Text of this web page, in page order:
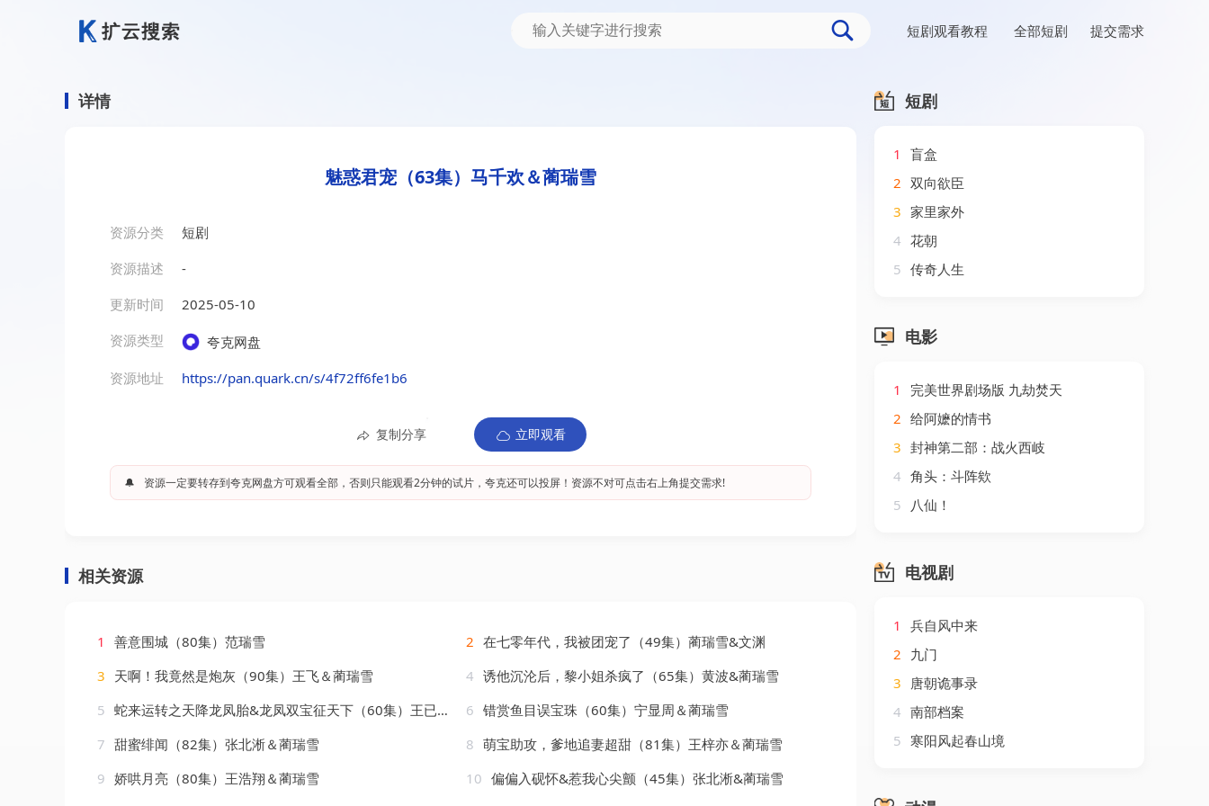
短剧观看教程 全部短剧 提交需求
详情
魅惑君宠（63集）马千欢＆蔺瑞雪
资源分类
短剧
资源描述
-
更新时间
2025-05-10
资源类型
夸克网盘
资源地址
https://pan.quark.cn/s/4f72ff6fe1b6
复制分享 立即观看
🔔 资源一定要转存到夸克网盘方可观看全部，否则只能观看2分钟的试片，夸克还可以投屏！资源不对可点击右上角提交需求!
相关资源
1 善意围城（80集）范瑞雪 2 在七零年代，我被团宠了（49集）蔺瑞雪&文渊
3 天啊！我竟然是炮灰（90集）王飞＆蔺瑞雪 4 诱他沉沦后，黎小姐杀疯了（65集）黄波&蔺瑞雪
5 蛇来运转之天降龙凤胎&龙凤双宝征天下（60集）王已歌&蔺瑞雪 6 错赏鱼目误宝珠（60集）宁显周＆蔺瑞雪
7 甜蜜绯闻（82集）张北淅＆蔺瑞雪 8 萌宝助攻，爹地追妻超甜（81集）王梓亦＆蔺瑞雪
9 娇哄月亮（80集）王浩翔＆蔺瑞雪 10 偏偏入砚怀&惹我心尖颤（45集）张北淅&蔺瑞雪
短剧
1
盲盒
2 双向欲臣
3 家里家外
4 花朝
5 传奇人生
电影
1
完美世界剧场版 九劫焚天
2 给阿嬷的情书
3 封神第二部：战火西岐
4 角头：斗阵欸
5
八仙！
电视剧
1
兵自风中来
2 九门
3 唐朝诡事录
4 南部档案
5 寒阳风起春山境